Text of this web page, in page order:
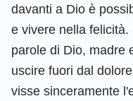
davanti a Dio è
e vivere nella
parole di Dio, madre
uscire fuori dal
visse sinceramente